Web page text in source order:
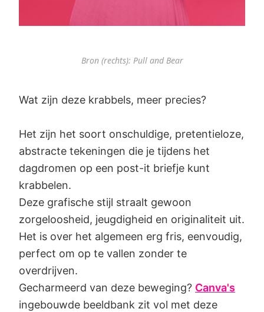
Bron (rechts): Pull and Bear
Wat zijn deze krabbels, meer precies?
Het zijn het soort onschuldige, pretentieloze,
abstracte tekeningen die je tijdens het
dagdromen op een post-it briefje kunt
krabbelen.
Deze grafische stijl straalt gewoon
zorgeloosheid, jeugdigheid en originaliteit uit.
Het is over het algemeen erg fris, eenvoudig,
perfect om op te vallen zonder te
overdrijven.
Gecharmeerd van deze beweging? Canva's
ingebouwde beeldbank zit vol met deze